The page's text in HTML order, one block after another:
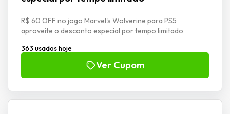
R$ 60 OFF no jogo Marvel's Wolverine para PS5
aproveite o desconto especial por tempo limitado
363 usados hoje
Ver Cupom